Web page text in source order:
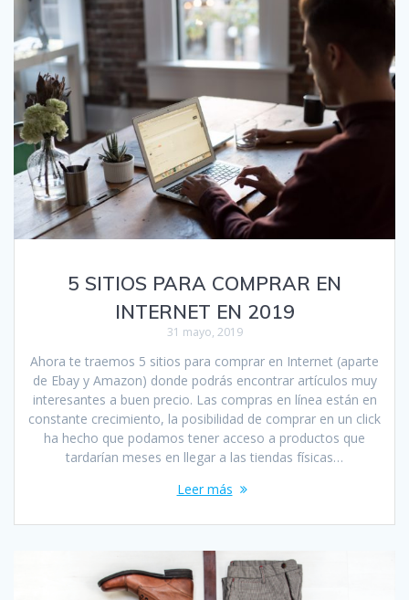
5 SITIOS PARA COMPRAR EN
INTERNET EN 2019
31 mayo, 2019
Ahora te traemos 5 sitios para comprar en Internet (aparte
de Ebay y Amazon) donde podrás encontrar artículos muy
interesantes a buen precio. Las compras en línea están en
constante crecimiento, la posibilidad de comprar en un click
ha hecho que podamos tener acceso a productos que
tardarían meses en llegar a las tiendas físicas…
Leer más